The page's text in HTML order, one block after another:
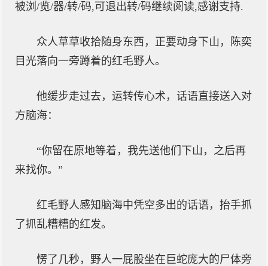
被浏/览/器/转/码,可退出转/码继续阅读,感谢支持.
众人草草收拾随身东西，正要动身下山，陈奕
目光落向一旁蹲着的红毛野人。
他缓步走过去，运转传心术，话语直接送入对
方脑海：
“你留在原地等着，我先送他们下山，之后再
来找你。”
红毛野人感知脑海中凭空多出的话语，抬手抓
了抓乱糟糟的红发。
愣了几秒，野人一屁股坐在巨蛇庞大的尸体旁